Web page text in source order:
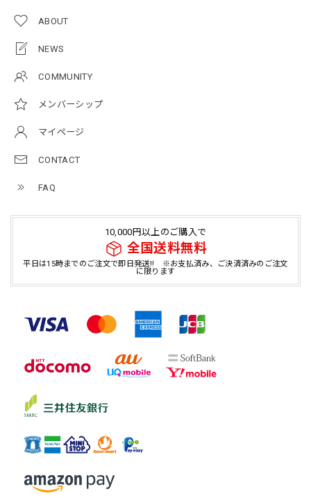
ABOUT
NEWS
COMMUNITY
メンバーシップ
マイページ
CONTACT
FAQ
10,000円以上のご購入で
全国送料無料
平日は15時までのご注文で即日発送!! ※お支払済み、ご決済済みのご注文
に限ります